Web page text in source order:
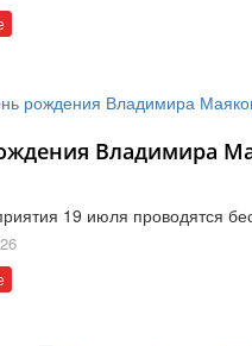
Владимира
19 июля проводятся